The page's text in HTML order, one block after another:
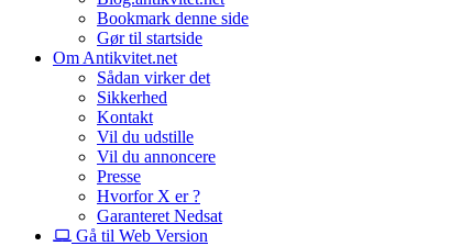
Bookmark denne side
Gør til startside
Om Antikvitet.net
Sådan virker det
Sikkerhed
Kontakt
Vil du udstille
Vil du annoncere
Presse
Hvorfor X er ?
Garanteret Nedsat
Gå til Web Version